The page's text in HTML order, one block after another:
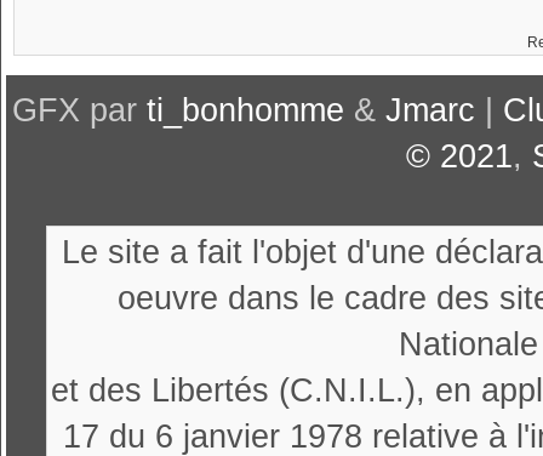
GFX par ti_bonhomme & Jmarc
© 2021,
Le site a fait l'objet d'une
oeuvre dans le cadre des
et des Libertés (C.N.I.L.), en
17 du 6 janvier 1978 relative à